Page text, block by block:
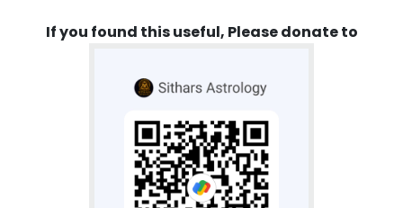
If you found this useful, Please donate to